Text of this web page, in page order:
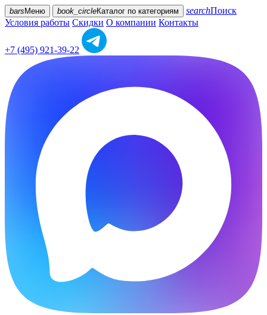
bars Меню book_circleКаталог по категориям searchПоиск
Условия работы Скидки О компании Контакты
+7 (495) 921-39-22